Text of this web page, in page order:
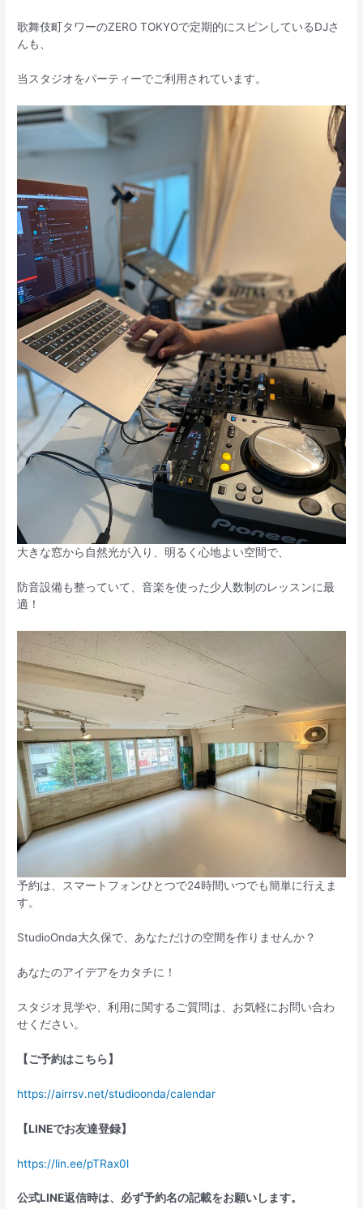
歌舞伎町タワーのZERO TOKYOで定期的にスピンしているDJさ
んも、
当スタジオをパーティーでご利用されています。
大きな窓から自然光が入り、明るく心地よい空間で、
防音設備も整っていて、音楽を使った少人数制のレッスンに最
適！
予約は、スマートフォンひとつで24時間いつでも簡単に行えま
す。
StudioOnda大久保で、あなただけの空間を作りませんか？
あなたのアイデアをカタチに！
スタジオ見学や、利用に関するご質問は、お気軽にお問い合わ
せください。
【ご予約はこちら】
https://airrsv.net/studioonda/calendar
【LINEでお友達登録】
https://lin.ee/pTRax0l
公式LINE返信時は、必ず予約名の記載をお願いします。